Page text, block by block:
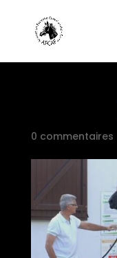
0 commentaires